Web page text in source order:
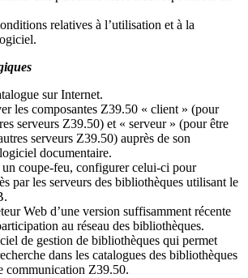
relatives à l’utilisation et à la
sur Internet.
les composantes Z39.50 « client » (pour
serveurs Z39.50) et « serveur » (pour être
serveurs Z39.50) auprès de son
documentaire.
un coupe-feu, configurer celui-ci pour
par les serveurs des bibliothèques utilisant le
Web d’une version suffisamment récente
au réseau des bibliothèques.
de gestion de bibliothèques qui permet
dans les catalogues des bibliothèques
communication Z39.50.